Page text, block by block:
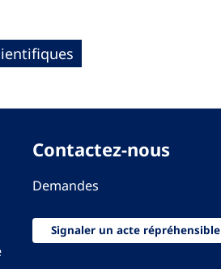
Contactez-nous
Demandes
Signaler un acte répréhensible